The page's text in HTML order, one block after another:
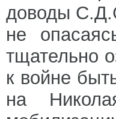
доводы
не
тщательно
к войне
на